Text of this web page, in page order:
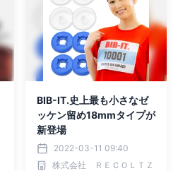
BIB-IT.史上最も小さなゼ
ッケン留め18mmタイプが
新登場
2022-03-11 09:40
株式会社 ＲＥＣＯＬＴＺ